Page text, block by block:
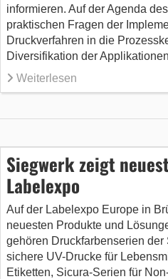
informieren. Auf der Agenda
praktischen Fragen der
Druckverfahren in die
Diversifikation der
Weiterlesen
Siegwerk zeigt
Labelexpo
Auf der Labelexpo Europe in
neuesten Produkte und
gehören Druckfarbenserien der
sichere UV-Drucke für
Etiketten, Sicura-Serien für